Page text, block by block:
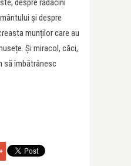
despre rădăcini
și despre
munților care au
Și miracol, căci,
să îmbătrânesc